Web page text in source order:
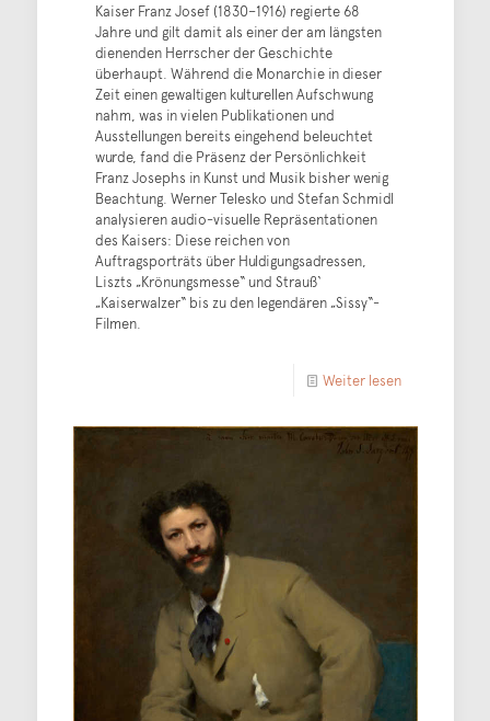
Kaiser Franz Josef (1830–1916) regierte 68
Jahre und gilt damit als einer der am längsten
dienenden Herrscher der Geschichte
überhaupt. Während die Monarchie in dieser
Zeit einen gewaltigen kulturellen Aufschwung
nahm, was in vielen Publikationen und
Ausstellungen bereits eingehend beleuchtet
wurde, fand die Präsenz der Persönlichkeit
Franz Josephs in Kunst und Musik bisher wenig
Beachtung. Werner Telesko und Stefan Schmidl
analysieren audio-visuelle Repräsentationen
des Kaisers: Diese reichen von
Auftragsporträts über Huldigungsadressen,
Liszts „Krönungsmesse“ und Strauß‘
„Kaiserwalzer“ bis zu den legendären „Sissy“-
Filmen.
Weiter lesen